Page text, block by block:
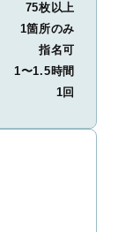
75枚以上
1箇所のみ
指名可
1〜1.5時間
1回